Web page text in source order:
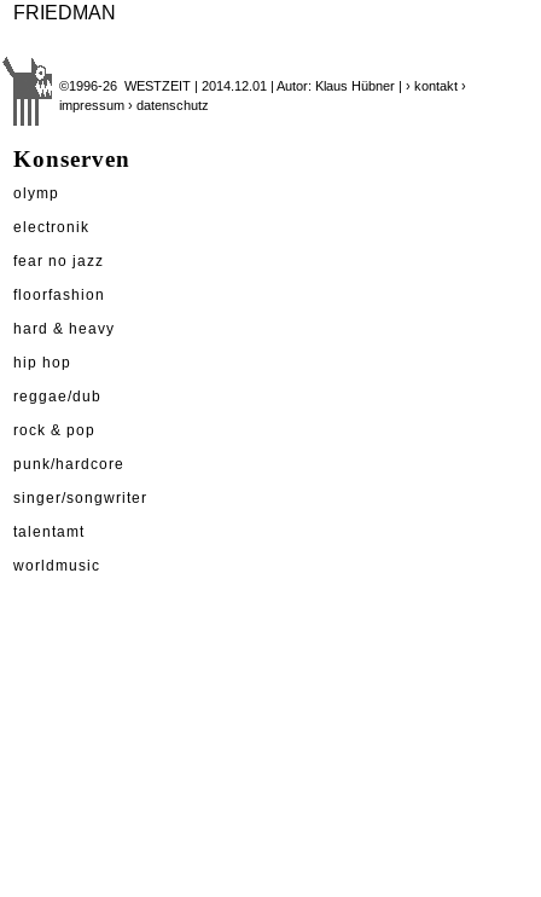
FRIEDMAN
©1996-26 WESTZEIT | 2014.12.01 | Autor: Klaus Hübner |› kontakt ›
impressum › datenschutz
Konserven
olymp
electronik
fear no jazz
floorfashion
hard & heavy
hip hop
reggae/dub
rock & pop
punk/hardcore
singer/songwriter
talentamt
worldmusic